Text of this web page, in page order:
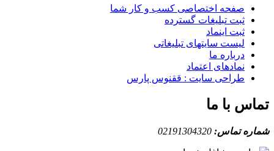
صفحه اختصاصی کسب و کار شما
ثبت تبلیغات گسترده
ثبت اینماد
لیست سایتهای تبلیغاتی
درباره ما
نمادهای اعتماد
طراحی سایت : ققنوس پارس
تماس با ما
شماره تماس: 02191304320